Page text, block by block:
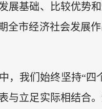
展基础、比较优势和
全市经济社会发展
，我们始终坚持“四
与立足实际相结合